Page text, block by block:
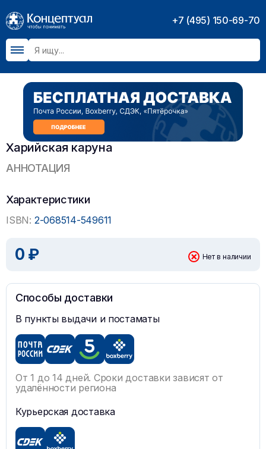
+7 (495) 150-69-70
Харийская каруна
АННОТАЦИЯ
Характеристики
ISBN: 2-068514-549611
0 ₽ Нет в наличии
Способы доставки
В пункты выдачи и постаматы
От 1 до 14 дней. Сроки доставки зависят от
удалённости региона
Курьерская доставка